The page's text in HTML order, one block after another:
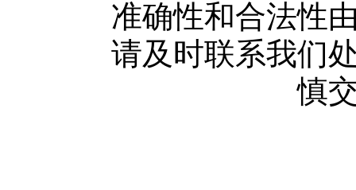
准确性和合法性
请及时联系我们
慎